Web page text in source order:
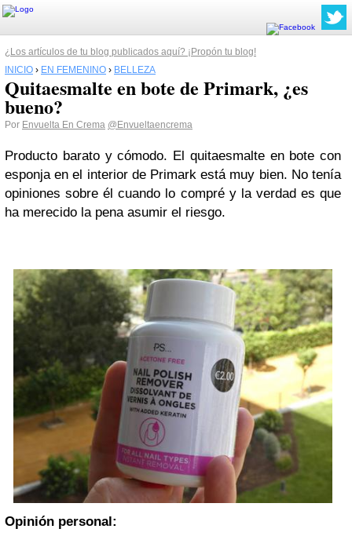
¿Los artículos de tu blog publicados aquí? ¡Propón tu blog!
INICIO › EN FEMENINO › BELLEZA
Quitaesmalte en bote de Primark, ¿es
bueno?
Por Envuelta En Crema @Envueltaencrema
Producto barato y cómodo. El quitaesmalte en bote con
esponja en el interior de Primark está muy bien. No tenía
opiniones sobre él cuando lo compré y la verdad es que
ha merecido la pena asumir el riesgo.
Opinión personal: